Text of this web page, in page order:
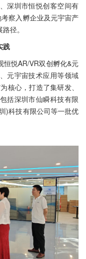
深圳市恒悦创客空间有
察入孵企业及元宇宙产
径。
践
恒悦AR/VR双创孵化&元
元宇宙技术应用等领域
核心，打造了集研发、
括深圳市仙瞬科技有限
)科技有限公司等一批优